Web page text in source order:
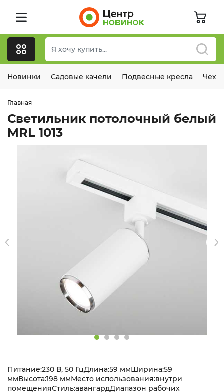
Новинки Садовые качели Подвесные кресла
Главная
Светильник потолочный белый
MRL 1013
Питание:230 В, 50 ГцДлина:59 ммШирина:59
ммВысота:198 ммМесто использования:внутри
помещенияСтиль:авангардДиапазон рабочих